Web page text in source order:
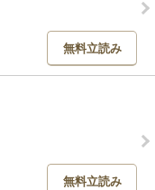
無料立読み
無料立読み